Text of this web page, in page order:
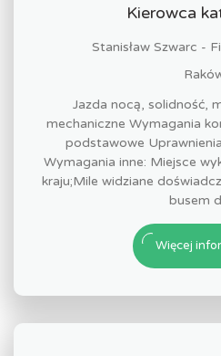
Kierowca
Stanisław Szwarc -
Jazda nocą, solidność,
mechaniczne Wymagania
podstawowe
Wymagania inne: Miejsce
kraju;Mile widziane
busem
Więcej